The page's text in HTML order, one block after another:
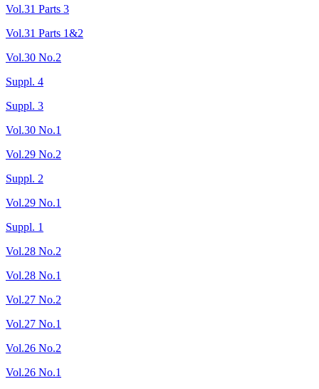
Vol.31 Parts 3
Vol.31 Parts 1&2
Vol.30 No.2
Suppl. 4
Suppl. 3
Vol.30 No.1
Vol.29 No.2
Suppl. 2
Vol.29 No.1
Suppl. 1
Vol.28 No.2
Vol.28 No.1
Vol.27 No.2
Vol.27 No.1
Vol.26 No.2
Vol.26 No.1